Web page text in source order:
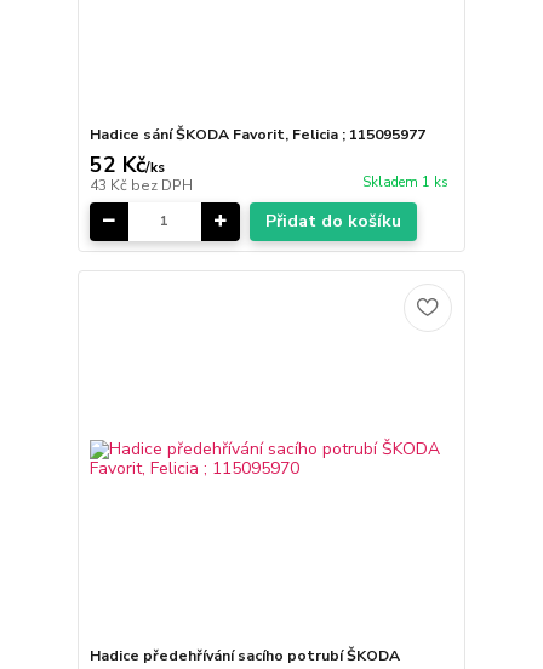
Hadice sání ŠKODA Favorit, Felicia ; 115095977
52 Kč/ks
43 Kč bez DPH Skladem 1 ks
Přidat do košíku
Hadice předehřívání sacího potrubí ŠKODA